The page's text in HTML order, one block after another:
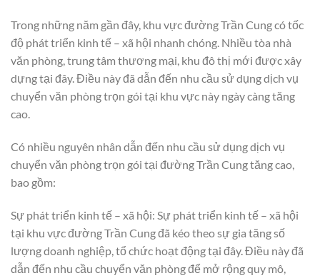
Trong những năm gần đây, khu vực đường Trần Cung có tốc
độ phát triển kinh tế – xã hội nhanh chóng. Nhiều tòa nhà
văn phòng, trung tâm thương mại, khu đô thị mới được xây
dựng tại đây. Điều này đã dẫn đến nhu cầu sử dụng dịch vụ
chuyển văn phòng trọn gói tại khu vực này ngày càng tăng
cao.
Có nhiều nguyên nhân dẫn đến nhu cầu sử dụng dịch vụ
chuyển văn phòng trọn gói tại đường Trần Cung tăng cao,
bao gồm:
Sự phát triển kinh tế – xã hội: Sự phát triển kinh tế – xã hội
tại khu vực đường Trần Cung đã kéo theo sự gia tăng số
lượng doanh nghiệp, tổ chức hoạt động tại đây. Điều này đã
dẫn đến nhu cầu chuyển văn phòng để mở rộng quy mô,